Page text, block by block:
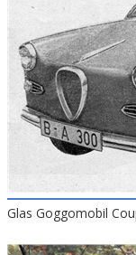
Glas Goggomobil